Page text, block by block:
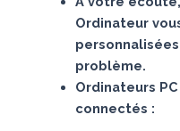
Ordinateur
problème.
Ordinateurs
connectés :